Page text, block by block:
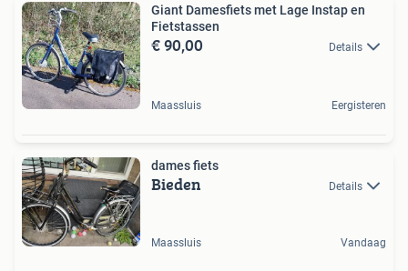
Giant Damesfiets met Lage Instap en
Fietstassen
€ 90,00 Details
Maassluis Eergisteren
dames fiets
Bieden Details
Maassluis Vandaag